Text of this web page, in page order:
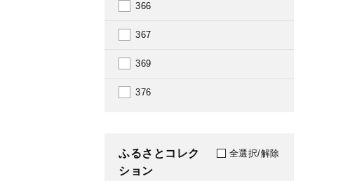
366
367
369
376
ふるさとコレク
ション
全選択/解除